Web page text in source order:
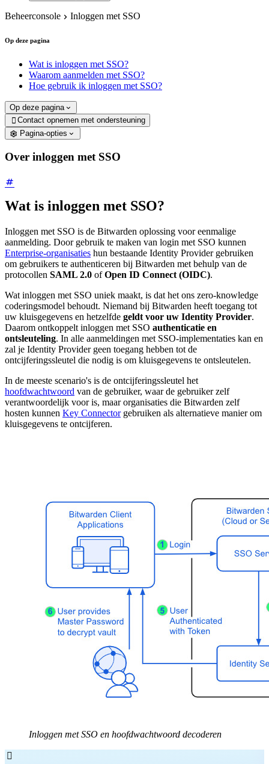
Beheerconsole Inloggen met SSO
Op deze pagina
Wat is inloggen met SSO?
Waarom aanmelden met SSO?
Hoe gebruik ik inloggen met SSO?
Op deze pagina
 Contact opnemen met ondersteuning
Pagina-opties
Over inloggen met SSO
Wat is inloggen met SSO?
Inloggen met SSO is de Bitwarden oplossing voor eenmalige
aanmelding. Door gebruik te maken van login met SSO kunnen
Enterprise-organisaties hun bestaande Identity Provider gebruiken
om gebruikers te authenticeren bij Bitwarden met behulp van de
protocollen SAML 2.0 ofOpen ID Connect (OIDC).
Wat inloggen met SSO uniek maakt, is dat het ons zero-knowledge
coderingsmodel behoudt. Niemand bij Bitwarden heeft toegang tot
uw kluisgegevens en hetzelfde geldt voor uw Identity Provider.
Daarom ontkoppelt inloggen met SSO authenticatie en
ontsleuteling. In alle aanmeldingen met SSO-implementaties kan en
zal je Identity Provider geen toegang hebben tot de
ontcijferingssleutel die nodig is om kluisgegevens te ontsleutelen.
In de meeste scenario's is de ontcijferingssleutel het
hoofdwachtwoord van de gebruiker, waar de gebruiker zelf
verantwoordelijk voor is, maar organisaties die Bitwarden zelf
hosten kunnen Key Connectorgebruiken als alternatieve manier om
kluisgegevens te ontcijferen.
Inloggen met SSO en hoofdwachtwoord decoderen
